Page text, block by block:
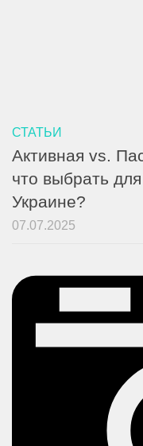
СТАТЬИ
Активная vs.
что выбрать
Украине?
07.07.2025